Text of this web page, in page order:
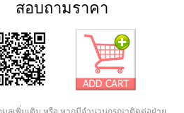
สอบถามราคา